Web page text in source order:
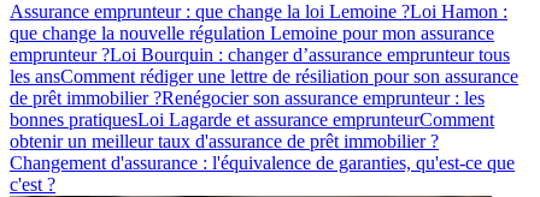
Assurance emprunteur : que change la loi Lemoine ?Loi Hamon :
que change la nouvelle régulation Lemoine pour mon assurance
emprunteur ?Loi Bourquin : changer d’assurance emprunteur tous
les ansComment rédiger une lettre de résiliation pour son assurance
de prêt immobilier ?Renégocier son assurance emprunteur : les
bonnes pratiquesLoi Lagarde et assurance emprunteurComment
obtenir un meilleur taux d'assurance de prêt immobilier ?
Changement d'assurance : l'équivalence de garanties, qu'est-ce que
c'est ?